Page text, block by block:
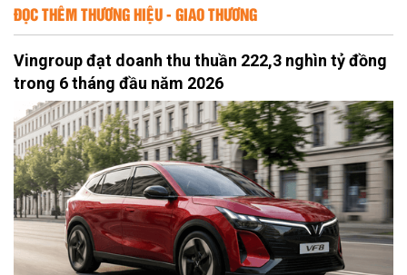
ĐỌC THÊM THƯƠNG HIỆU - GIAO THƯƠNG
Vingroup đạt doanh thu thuần 222,3 nghìn tỷ đồng
trong 6 tháng đầu năm 2026